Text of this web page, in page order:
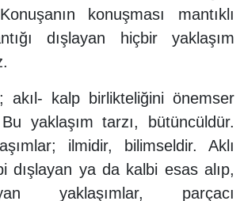
konuşması mantıklı
dışlayan hiçbir yaklaşım
akıl- kalp birlikteliğini önemser
yaklaşım tarzı, bütüncüldür.
ilmidir, bilimseldir. Aklı
dışlayan ya da kalbi esas alıp,
yaklaşımlar, parçacı